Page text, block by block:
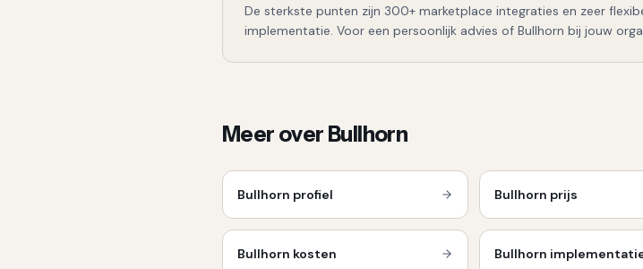
De sterkste punten zijn 300+ marketplace integraties en zeer
implementatie. Voor een persoonlijk advies of Bullhorn bij jouw
Meer over Bullhorn
Bullhorn profiel Bullhorn prijs
Bullhorn kosten Bullhorn